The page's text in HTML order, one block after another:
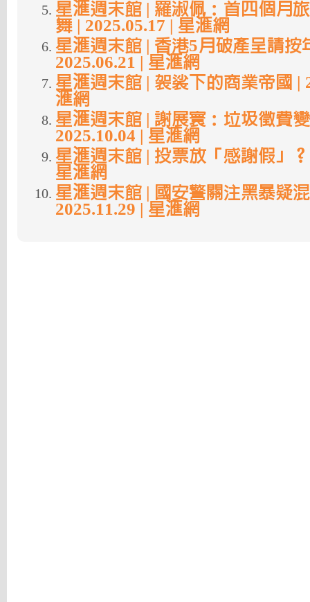
星滙週末館 | 羅淑佩：首四個月
舞 | 2025.05.17 | 星滙網
星滙週末館 | 香港5月破產呈請按
2025.06.21 | 星滙網
星滙週末館 | 袈裟下的商業帝國 |
滙網
星滙週末館 | 謝展寰：垃圾徵費
2025.10.04 | 星滙網
星滙週末館 | 投票放「感謝假」？
星滙網
星滙週末館 | 國安警關注黑暴疑
2025.11.29 | 星滙網